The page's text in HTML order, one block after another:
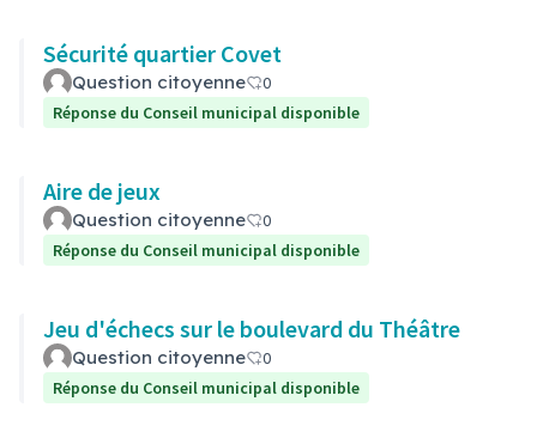
Sécurité quartier Covet
Question citoyenne
0
Réponse du Conseil municipal disponible
Aire de jeux
Question citoyenne
0
Réponse du Conseil municipal disponible
Jeu d'échecs sur le boulevard du Théâtre
Question citoyenne
0
Réponse du Conseil municipal disponible